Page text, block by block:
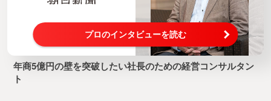
プロのインタビューを読む
年商5億円の壁を突破したい社長のための経営コンサルタン
ト